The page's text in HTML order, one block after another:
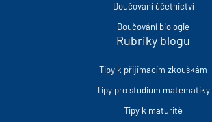
Doučování účetnictví
Doučování biologie
Rubriky blogu
Tipy k přijímacím zkouškám
Tipy pro studium matematiky
Tipy k maturitě